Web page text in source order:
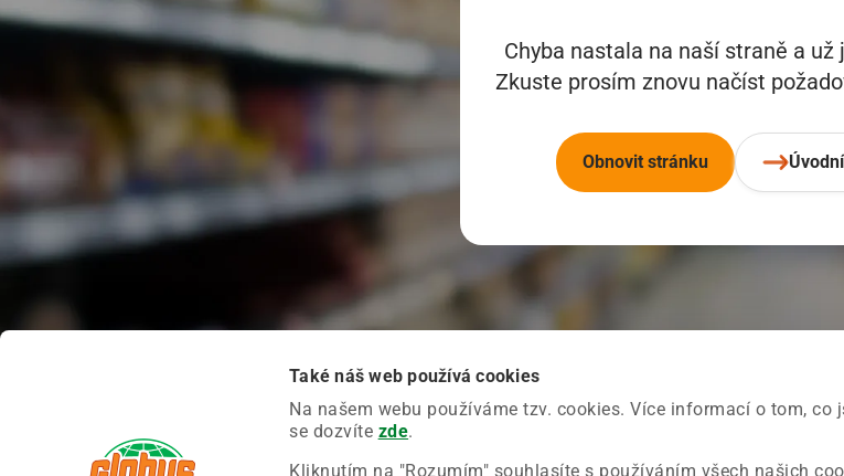
Také náš web používá cookies
Na našem webu používáme tzv. cookies. Více informací o tom, co
se dozvíte zde.
Kliknutím na "Rozumím" souhlasíte s používáním všech našich
Chyba nastala na naší straně a už
Zkuste prosím znovu načíst
Obnovit stránku